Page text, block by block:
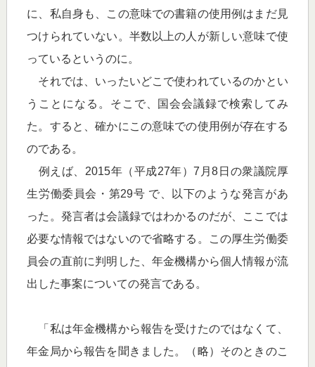
に、私自身も、この意味での書籍の使用例はまだ見
つけられていない。半数以上の人が新しい意味で使
っているというのに。
それでは、いったいどこで使われているのかとい
うことになる。そこで、国会会議録で検索してみ
た。すると、確かにこの意味での使用例が存在する
のである。
例えば、2015年（平成27年）7月8日の衆議院厚
生労働委員会・第29号 で、以下のような発言があ
った。発言者は会議録ではわかるのだが、ここでは
必要な情報ではないので省略する。この厚生労働委
員会の直前に判明した、年金機構から個人情報が流
出した事案についての発言である。
「私は年金機構から報告を受けたのではなくて、
年金局から報告を聞きました。（略）そのときのこ